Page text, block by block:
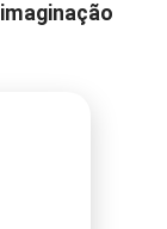
imaginação